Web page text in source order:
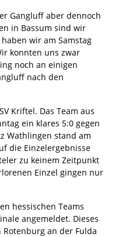
Gangluff aber dennoch
in Bassum sind wir
wir am Samstag
konnten uns zwar
noch an einigen
nach den
Kriftel. Das Team aus
ein klares 5:0 gegen
Wathlingen stand am
die Einzelergebnisse
zu keinem Zeitpunkt
Einzel gingen nur
hessischen Teams
angemeldet. Dieses
an der Fulda